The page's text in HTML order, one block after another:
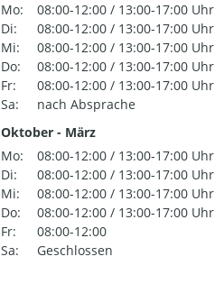
Mo:
08:00-12:00 / 13:00-17:00 Uhr
Di:
08:00-12:00 / 13:00-17:00 Uhr
Mi:
08:00-12:00 / 13:00-17:00 Uhr
Do:
08:00-12:00 / 13:00-17:00 Uhr
Fr:
08:00-12:00 / 13:00-17:00 Uhr
Sa:
nach Absprache
Oktober - März
Mo:
08:00-12:00 / 13:00-17:00 Uhr
Di:
08:00-12:00 / 13:00-17:00 Uhr
Mi:
08:00-12:00 / 13:00-17:00 Uhr
Do:
08:00-12:00 / 13:00-17:00 Uhr
Fr:
08:00-12:00
Sa:
Geschlossen